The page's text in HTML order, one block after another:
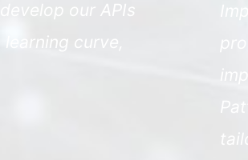
has significantly
three times faster. This,
content and ultimately a
in this project was a
to meet our needs.